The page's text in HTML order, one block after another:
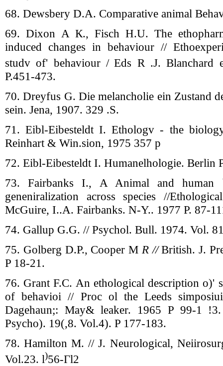
68. Dewsbery D.A. Comparative animal
69. Dixon А К., Fisch H.U. The
induced changes in behaviour //
studv of' behaviour / Eds R .J. Blanchard
P.451-473.
70. Dreyfus G. Die melancholie ein Zustand
sein. Jenа, 1907. 329 .S.
71. Eibl-Eibesteldt I. Ethologv - the
Reinhart & Win.sion, 1975 357 p
72. Eibl-Eibesteldt I. Humanelhologie. Berlin
73. Fairbanks I., A Animal and human
geneniralization across species //
McGuire, I..A. Fairbanks. N-Y.. 1977 P. 87-
74. Gallup G.G. // Psychol. Bull. 1974. Vol.
75. Golberg D.P., Cooper M R //British. J.
P 18-21.
76. Grant F.C. An ethological description o)'
of behavioi // Proc ol the Leeds
Dagehaun;: May& leaker. 1965 P 99-1
Psycho). 19(,8. Vol.4). P 177-183.
78. Hamilton M. // J. Neurological,
Vol.23. l)56-Гl2